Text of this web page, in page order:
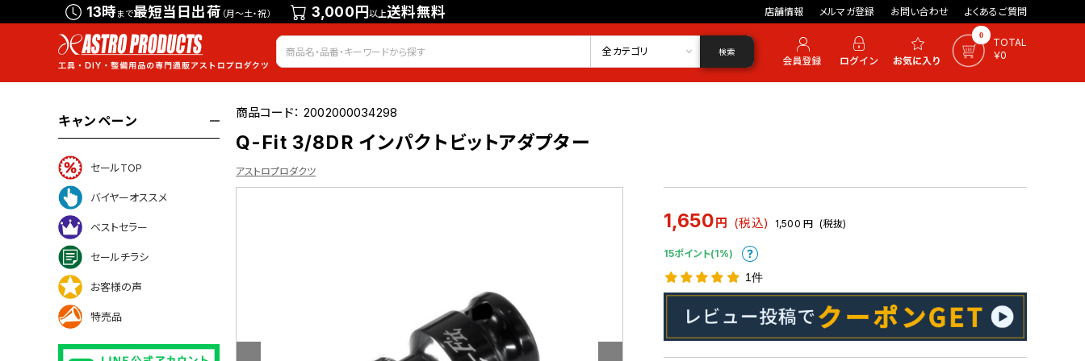
13時まで最短当日出荷 （月～土・祝） 3,000円以上送料無料 店舗情報 メルマガ登録 お問い合わせ よくあるご質問
会員登録 ログイン お気に入り 0
TOTAL
￥0
全カテゴリ 検索
キャンペーン
セールTOP
バイヤーオススメ
ベストセラー
セールチラシ
お客様の声
特売品
商品コード：2002000034298
Q-Fit 3/8DR インパクトビットアダプター
アストロプロダクツ
1,650円 (税込) 1,500 円 (税抜)
15ポイント(1%)
1件